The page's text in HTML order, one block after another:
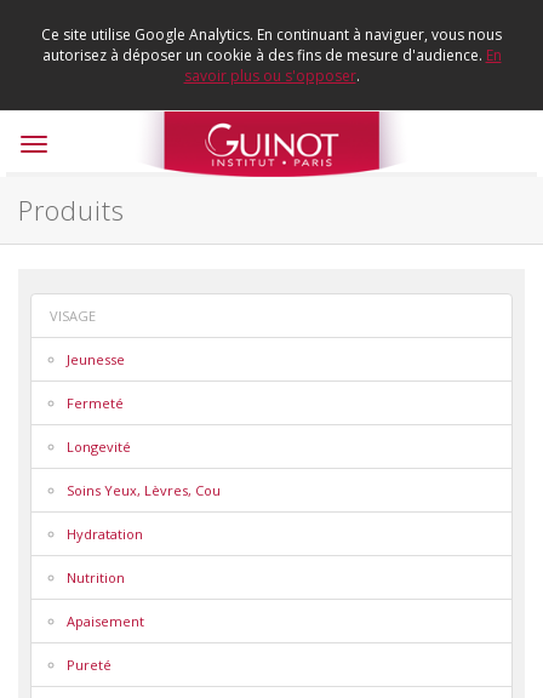
Ce site utilise Google Analytics. En continuant à naviguer, vous nous
autorisez à déposer un cookie à des fins de mesure d'audience. En
savoir plus ou s'opposer.
Toggle
Produits
VISAGE
Jeunesse
Fermeté
Longevité
Soins Yeux, Lèvres, Cou
Hydratation
Nutrition
Apaisement
Pureté